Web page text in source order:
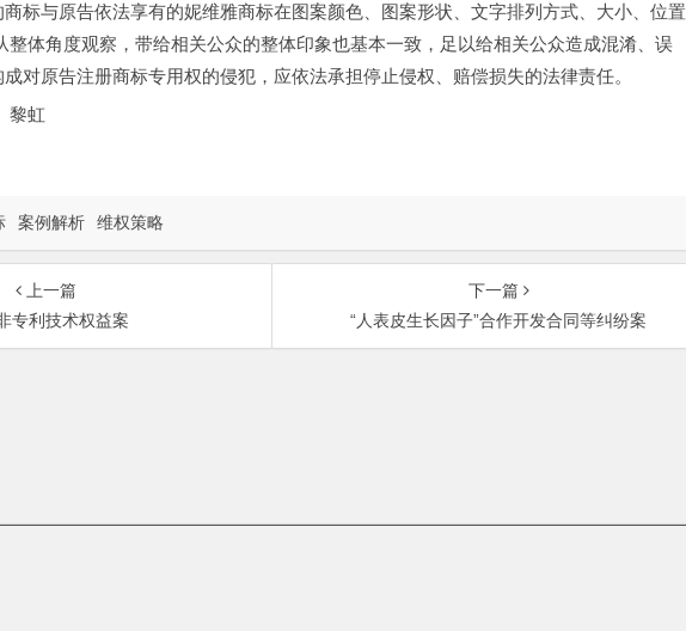
标与原告依法享有的妮维雅商标在图案颜色、图案形状、文字排列方式、大小、位置
整体角度观察，带给相关公众的整体印象也基本一致，足以给相关公众造成混淆、误
对原告注册商标专用权的侵犯，应依法承担停止侵权、赔偿损失的法律责任。
虹
案例解析 维权策略
上一篇
专利技术权益案
下一篇
“人表皮生长因子”合作开发合同等纠纷案